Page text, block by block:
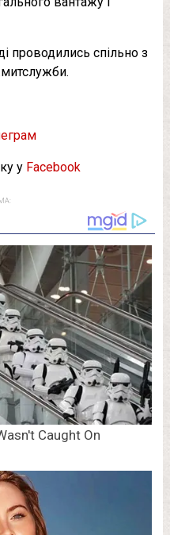
проводились спільно з
у Facebook